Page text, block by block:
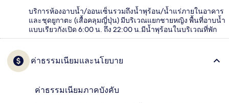
บริการห้องอาบน้ำ/ออนเซ็นรวมถึงน้ำพุร้อน/น้ำแร่ภายในอาคาร
และชุดยูกาตะ (เสื้อคลุมญี่ปุ่น) มีบริเวณแยกชายหญิง พื้นที่อาบน้ำ
แบบเรียวกังเปิด 6:00 น. ถึง 22:00 น.มีน้ำพุร้อนในบริเวณที่พัก
ค่าธรรมเนียมและนโยบาย
ค่าธรรมเนียมภาคบังคับ